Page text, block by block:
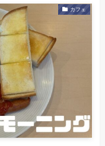
カフェ